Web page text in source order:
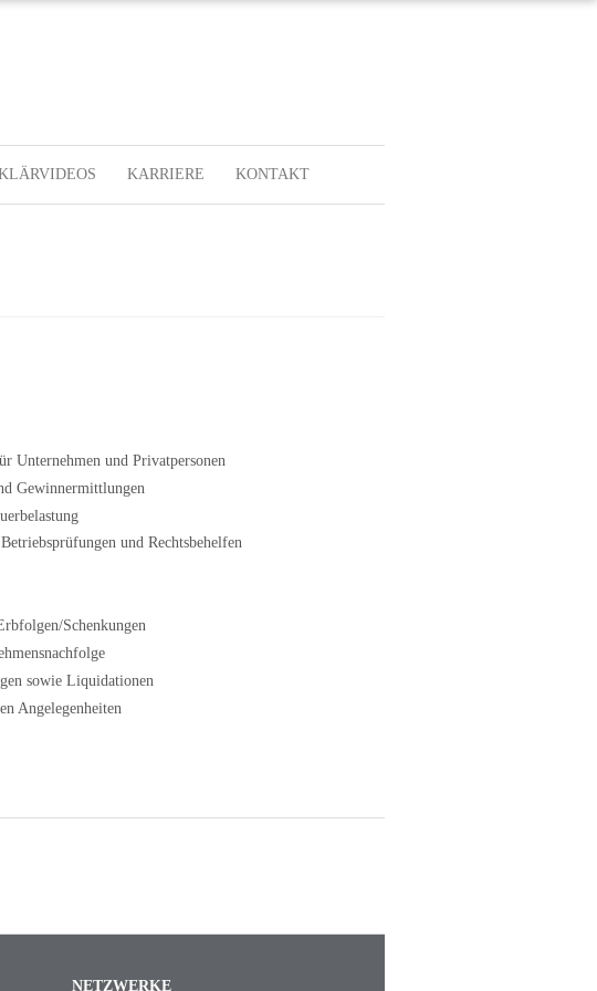
KARRIERE KONTAKT
Unternehmen und Privatpersonen
Gewinnermittlungen
und Rechtsbehelfen
Schenkungen
sowie Liquidationen
Angelegenheiten
NETZWERKE